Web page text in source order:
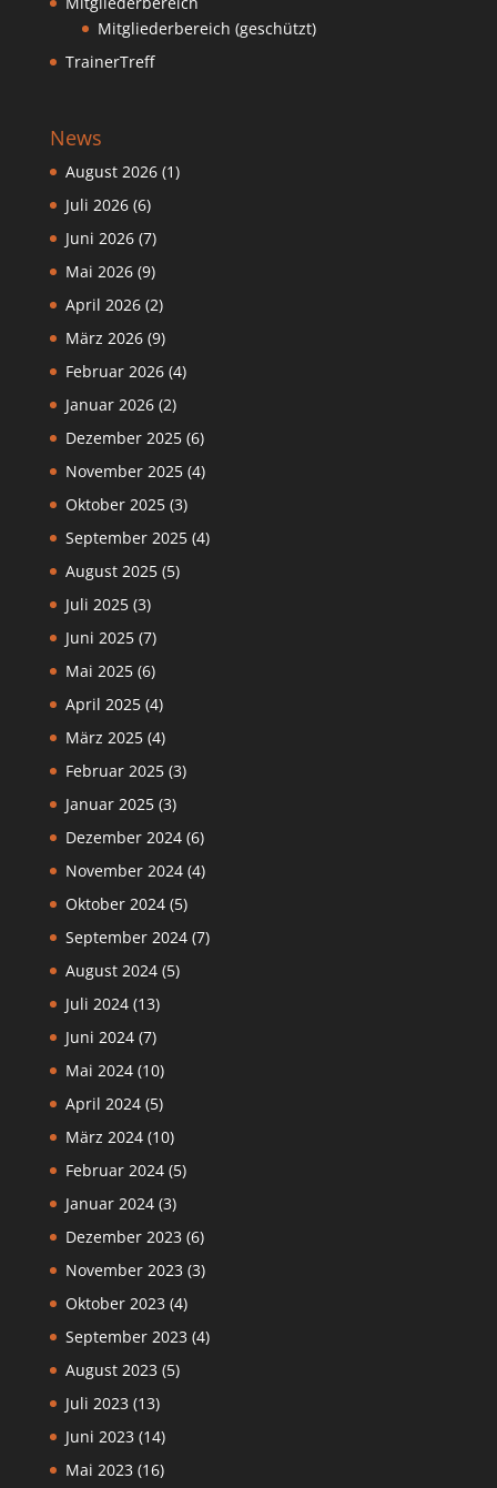
Mitgliederbereich (geschützt)
TrainerTreff
News
August 2026(1)
Juli 2026(6)
Juni 2026(7)
Mai 2026(9)
April 2026(2)
März 2026(9)
Februar 2026(4)
Januar 2026(2)
Dezember 2025(6)
November 2025(4)
Oktober 2025(3)
September 2025(4)
August 2025(5)
Juli 2025(3)
Juni 2025(7)
Mai 2025(6)
April 2025(4)
März 2025(4)
Februar 2025(3)
Januar 2025(3)
Dezember 2024(6)
November 2024(4)
Oktober 2024(5)
September 2024(7)
August 2024(5)
Juli 2024(13)
Juni 2024(7)
Mai 2024(10)
April 2024(5)
März 2024(10)
Februar 2024(5)
Januar 2024(3)
Dezember 2023 (6)
November 2023 (3)
Oktober 2023 (4)
September 2023 (4)
August 2023 (5)
Juli 2023 (13)
Juni 2023 (14)
Mai 2023 (16)